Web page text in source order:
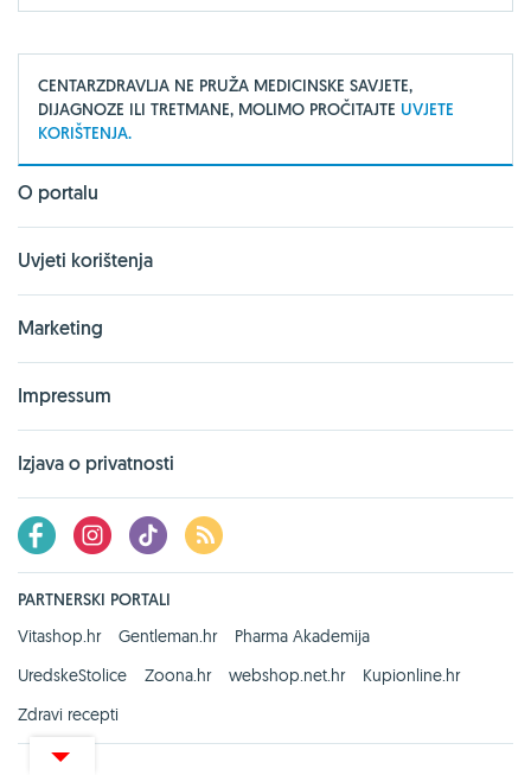
CENTARZDRAVLJA NE PRUŽA MEDICINSKE SAVJETE,
DIJAGNOZE ILI TRETMANE, MOLIMO PROČITAJTE UVJETE
KORIŠTENJA.
O portalu
Uvjeti korištenja
Marketing
Impressum
Izjava o privatnosti
PARTNERSKI PORTALI
Vitashop.hr
Gentleman.hr
Pharma Akademija
UredskeStolice
Zoona.hr webshop.net.hr
Kupionline.hr
Zdravi recepti